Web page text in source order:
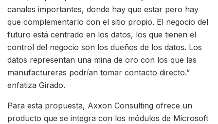
canales importantes, donde hay que estar pero hay
que complementarlo con el sitio propio. El negocio del
futuro está centrado en los datos, los que tienen el
control del negocio son los dueños de los datos. Los
datos representan una mina de oro con los que las
manufactureras podrían tomar contacto directo.”
enfatiza Girado.
Para esta propuesta, Axxon Consulting ofrece un
producto que se integra con los módulos de Microsoft